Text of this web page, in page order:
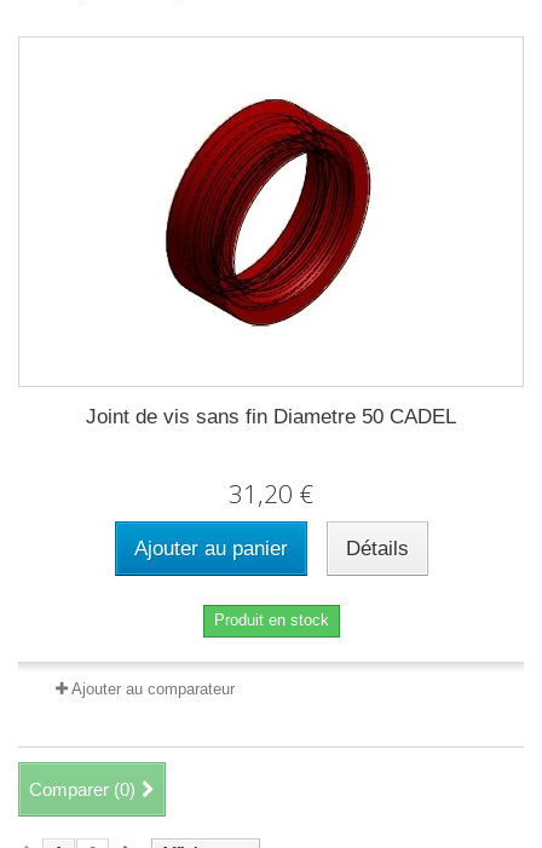
Joint de vis sans fin Diametre 50 CADEL
31,20 €
Ajouter au panier Détails
Produit en stock
Ajouter au comparateur
Comparer (0)